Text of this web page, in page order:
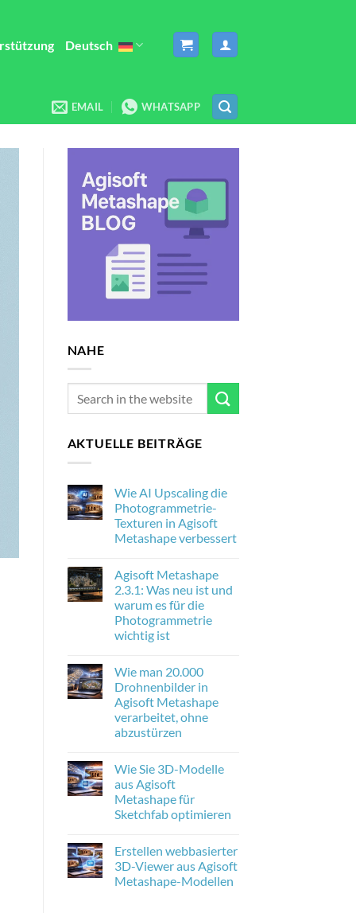
Deutsch
EMAIL WHATSAPP
NAHE
AKTUELLE BEITRÄGE
Wie AI Upscaling die
Photogrammetrie-
Texturen in Agisoft
Metashape verbessert
on
Wie
AI
Upscaling
die
Photogrammetrie-
Texturen
Metashape
verbessert
Agisoft Metashape
2.3.1: Was neu ist und
warum es für die
Photogrammetrie
wichtig ist
on
Agisoft
Metashape
2.3.1:
Was
neu
ist
es
für
die
Photogrammetrie
wichtig
ist
Wie man 20.000
Drohnenbilder in
Agisoft Metashape
verarbeitet, ohne
abzustürzen
on
man
20.000
Drohnenbilder
in
verarbeitet,
ohne
abzustürzen
Wie Sie 3D-Modelle
aus Agisoft
Metashape für
Sketchfab optimieren
on
Wie
Sie
3D-
Erstellen webbasierter
3D-Viewer aus Agisoft
Metashape-Modellen